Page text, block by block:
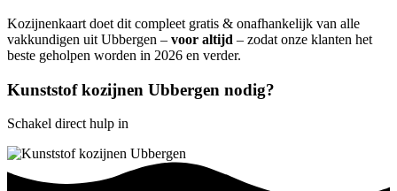
Kozijnenkaart doet dit compleet gratis & onafhankelijk van alle
vakkundigen uit Ubbergen – voor altijd – zodat onze klanten het
beste geholpen worden in 2026 en verder.
Kunststof kozijnen Ubbergen nodig?
Schakel direct hulp in